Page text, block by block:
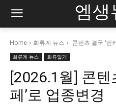
엠생
Home 화류계 뉴스 콘텐츠 결국 '텐
화류계 뉴스 화류일기
[2026.1월] 콘텐
페’로 업종변경